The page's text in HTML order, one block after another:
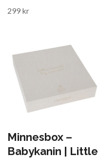
299 kr
Minnesbox –
Babykanin | Little